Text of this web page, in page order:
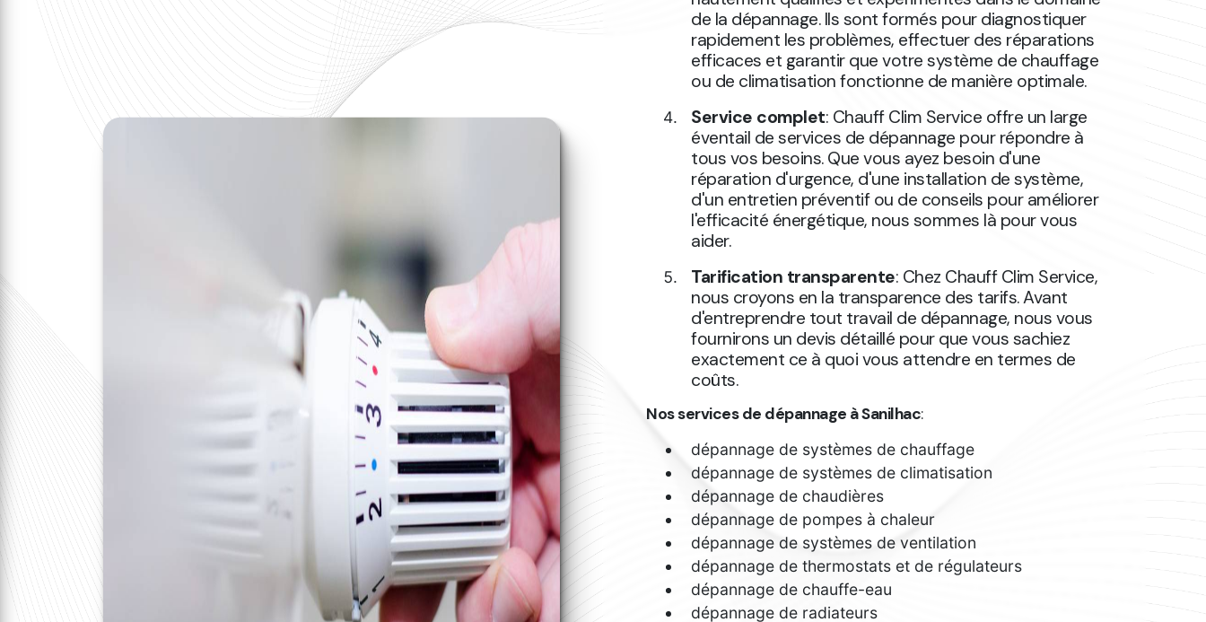
de la dépannage. Ils sont formés pour diagnostiquer
rapidement les problèmes, effectuer des réparations
efficaces et garantir que votre système de chauffage
ou de climatisation fonctionne de manière optimale.
Service complet: Chauff Clim Service offre un large
éventail de services de dépannage pour répondre à
tous vos besoins. Que vous ayez besoin d'une
réparation d'urgence, d'une installation de système,
d'un entretien préventif ou de conseils pour améliorer
l'efficacité énergétique, nous sommes là pour vous
aider.
Tarification transparente: Chez Chauff Clim Service,
nous croyons en la transparence des tarifs. Avant
d'entreprendre tout travail de dépannage, nous vous
fournirons un devis détaillé pour que vous sachiez
exactement ce à quoi vous attendre en termes de
coûts.
Nos services de dépannage à Sanilhac:
dépannage de systèmes de chauffage
dépannage de systèmes de climatisation
dépannage de chaudières
dépannage de pompes à chaleur
dépannage de systèmes de ventilation
dépannage de thermostats et de régulateurs
dépannage de chauffe-eau
dépannage de radiateurs